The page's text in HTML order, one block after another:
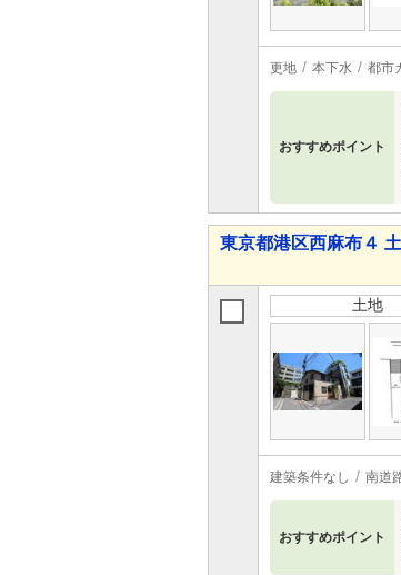
更地 本下水 都市
おすすめポイント
東京都港区西麻布４
土地
建築条件なし 南道
おすすめポイント